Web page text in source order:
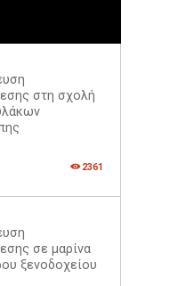
στη σχολή
2361
σε μαρίνα
ξενοδοχείου